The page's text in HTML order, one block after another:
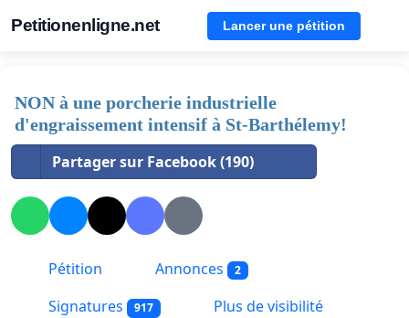
Petitionenligne.net Lancer une pétition
NON à une porcherie industrielle
d'engraissement intensif à St-Barthélemy!
Partager sur Facebook (190)
Pétition Annonces 2
Signatures 917 Plus de visibilité